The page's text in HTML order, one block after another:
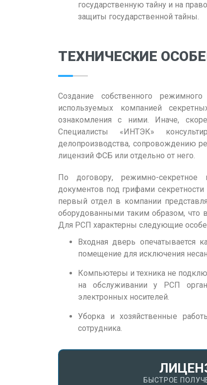
государственную тайну и на
защиты государственной тайны.
ТЕХНИЧЕСКИЕ
Создание собственного
используемых компанией
ознакомления с ними. Иначе,
Специалисты «ИНТЭК»
делопроизводства, сопровождению
лицензий ФСБ или отдельно от него.
По договору, режимно-секретное
документов под грифами секретности
первый отдел в компании
оборудованными таким образом, что
Для РСП характерны следующие
Входная дверь опечатывается
помещение для исключения
Компьютеры и техника не
на обслуживании у РСП
электронных носителей.
Уборка и хозяйственные
сотрудника.
БЫСТРОЕ